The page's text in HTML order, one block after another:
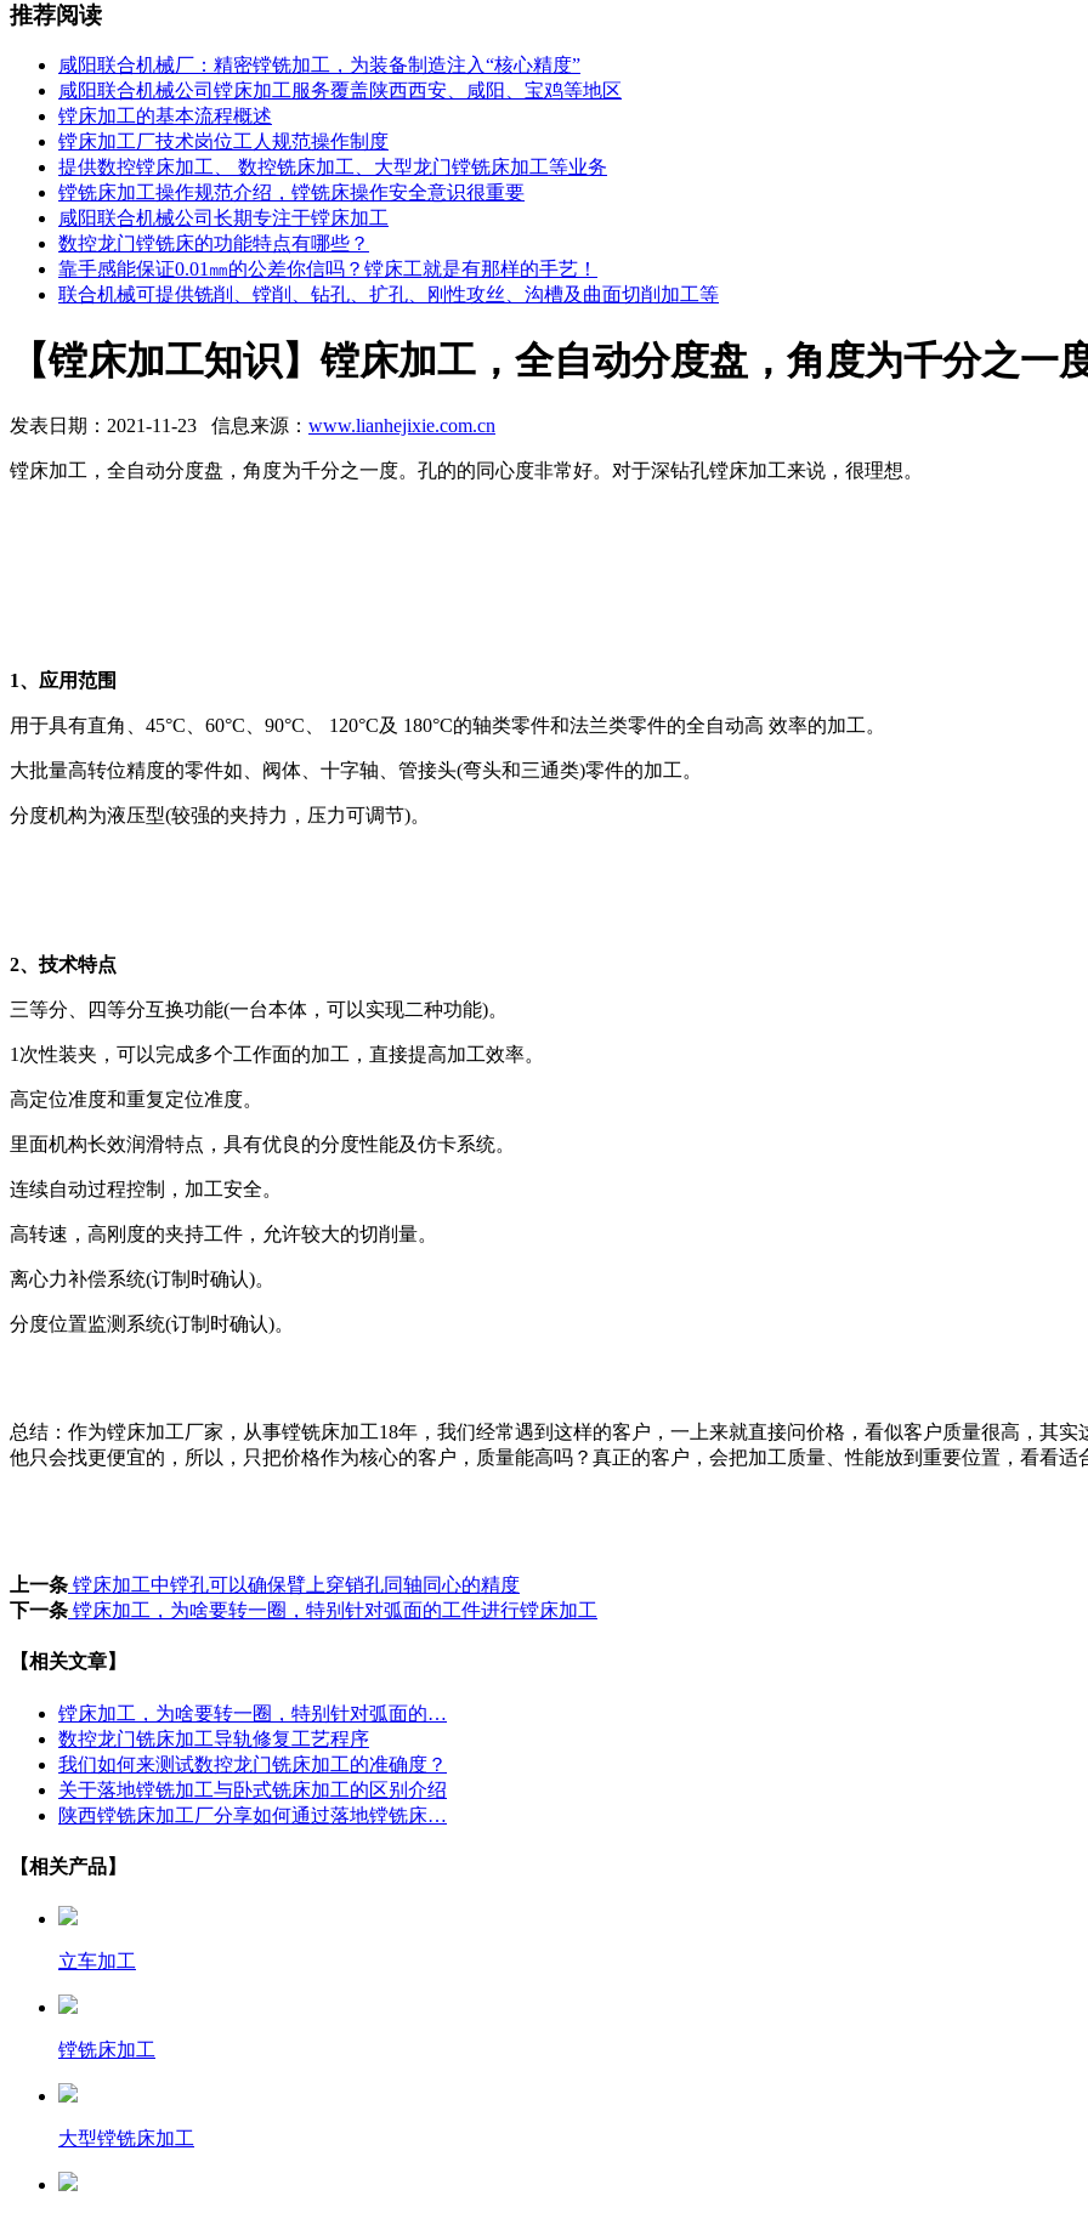
推荐阅读
咸阳联合机械厂：精密镗铣加工，为装备制造注入“核心精度”
咸阳联合机械公司镗床加工服务覆盖陕西西安、咸阳、宝鸡等地区
镗床加工的基本流程概述
镗床加工厂技术岗位工人规范操作制度
提供数控镗床加工、 数控铣床加工、大型龙门镗铣床加工等业务
镗铣床加工操作规范介绍，镗铣床操作安全意识很重要
咸阳联合机械公司长期专注于镗床加工
数控龙门镗铣床的功能特点有哪些？
靠手感能保证0.01㎜的公差你信吗？镗床工就是有那样的手艺！
联合机械可提供铣削、镗削、钻孔、扩孔、刚性攻丝、沟槽及曲面切削加工等
【镗床加工知识】镗床加工，全自动分度盘，角度为千分之一
发表日期：2021-11-23 信息来源： www.lianhejixie.com.cn
镗床加工，全自动分度盘，角度为千分之一度。孔的的同心度非常好。对于深钻孔镗床加工来说，很理想。
1、应用范围
用于具有直角、45°C、60°C、90°C、 120°C及 180°C的轴类零件和法兰类零件的全自动高 效率的加工。
大批量高转位精度的零件如、阀体、十字轴、管接头(弯头和三通类)零件的加工。
分度机构为液压型(较强的夹持力，压力可调节)。
2、技术特点
三等分、四等分互换功能(一台本体，可以实现二种功能)。
1次性装夹，可以完成多个工作面的加工，直接提高加工效率。
高定位准度和重复定位准度。
里面机构长效润滑特点，具有优良的分度性能及仿卡系统。
连续自动过程控制，加工安全。
高转速，高刚度的夹持工件，允许较大的切削量。
离心力补偿系统(订制时确认)。
分度位置监测系统(订制时确认)。
总结：作为镗床加工厂家，从事镗铣床加工18年，我们经常遇到这样的客户，一上来就直接问价格，看似客户质量很高，其
他只会找更便宜的，所以，只把价格作为核心的客户，质量能高吗？真正的客户，会把加工质量、性能放到重要位置，看看适
上一条 镗床加工中镗孔可以确保臂上穿销孔同轴同心的精度
下一条 镗床加工，为啥要转一圈，特别针对弧面的工件进行镗床加工
【相关文章】
镗床加工，为啥要转一圈，特别针对弧面的…
数控龙门铣床加工导轨修复工艺程序
我们如何来测试数控龙门铣床加工的准确度？
关于落地镗铣加工与卧式铣床加工的区别介绍
陕西镗铣床加工厂分享如何通过落地镗铣床…
【相关产品】
立车加工
镗铣床加工
大型镗铣床加工